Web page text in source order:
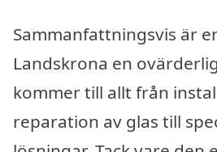
Sammanfattningsvis är
Landskrona en
kommer till allt från
reparation av glas till